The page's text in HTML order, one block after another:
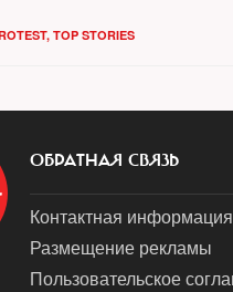
, TOP STORIES
ОБРАТНАЯ СВЯЗЬ
Контактная информация
Размещение рекламы
Пользовательское